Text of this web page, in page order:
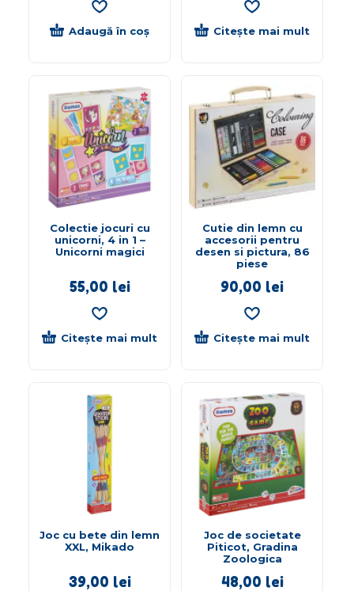
Adaugă în coș Citește mai mult
Colectie jocuri cu
unicorni, 4 in 1 –
Unicorni magici
55,00 lei
Citește mai mult
Cutie din lemn cu
accesorii pentru
desen si pictura, 86
piese
90,00 lei
Citește mai mult
Joc cu bete din lemn
XXL, Mikado
39,00 lei
Joc de societate
Piticot, Gradina
Zoologica
48,00 lei